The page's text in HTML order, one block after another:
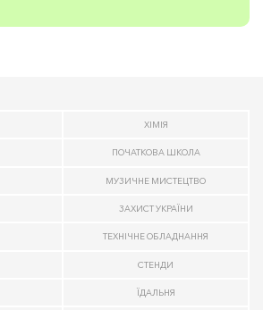
ХІМІЯ
ПОЧАТКОВА ШКОЛА
МУЗИЧНЕ МИСТЕЦТВО
ЗАХИСТ УКРАЇНИ
ТЕХНІЧНЕ ОБЛАДНАННЯ
СТЕНДИ
ЇДАЛЬНЯ